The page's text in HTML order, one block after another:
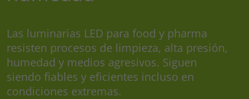
Las luminarias LED para food y pharma
resisten procesos de limpieza, alta presión,
humedad y medios agresivos. Siguen
siendo fiables y eficientes incluso en
condiciones extremas.